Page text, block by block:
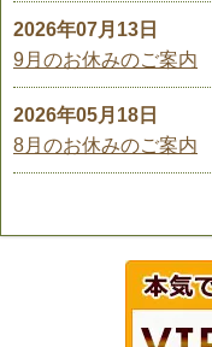
2026年07月13日
9月のお休みのご案内
2026年05月18日
8月のお休みのご案内